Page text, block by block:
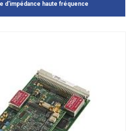
d'impédance haute fréquence